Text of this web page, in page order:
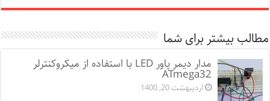
مطالب بیشتر برای شما
مدار دیمر پاور LED با استفاده از میکروکنترلر
ATmega32
اردیبهشت 20, 1400